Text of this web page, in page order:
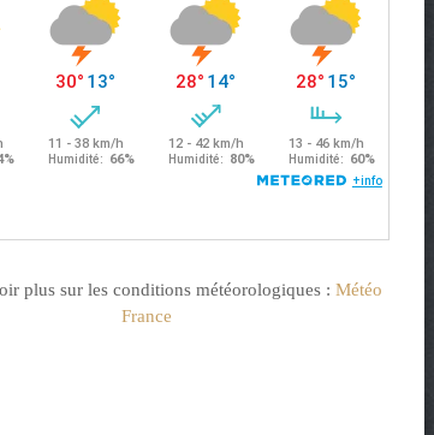
plus sur les conditions météorologiques : Météo
France